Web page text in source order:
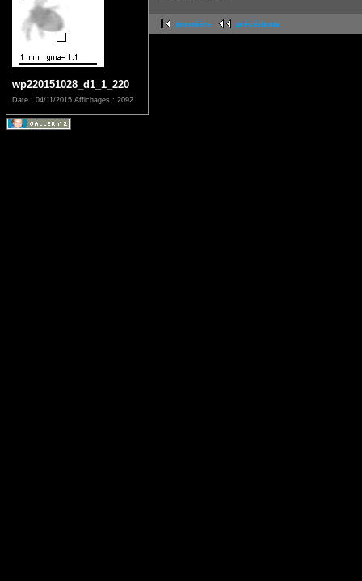
wp220151028_d1_1_220
Date : 04/11/2015 Affichages : 2092
première précédente